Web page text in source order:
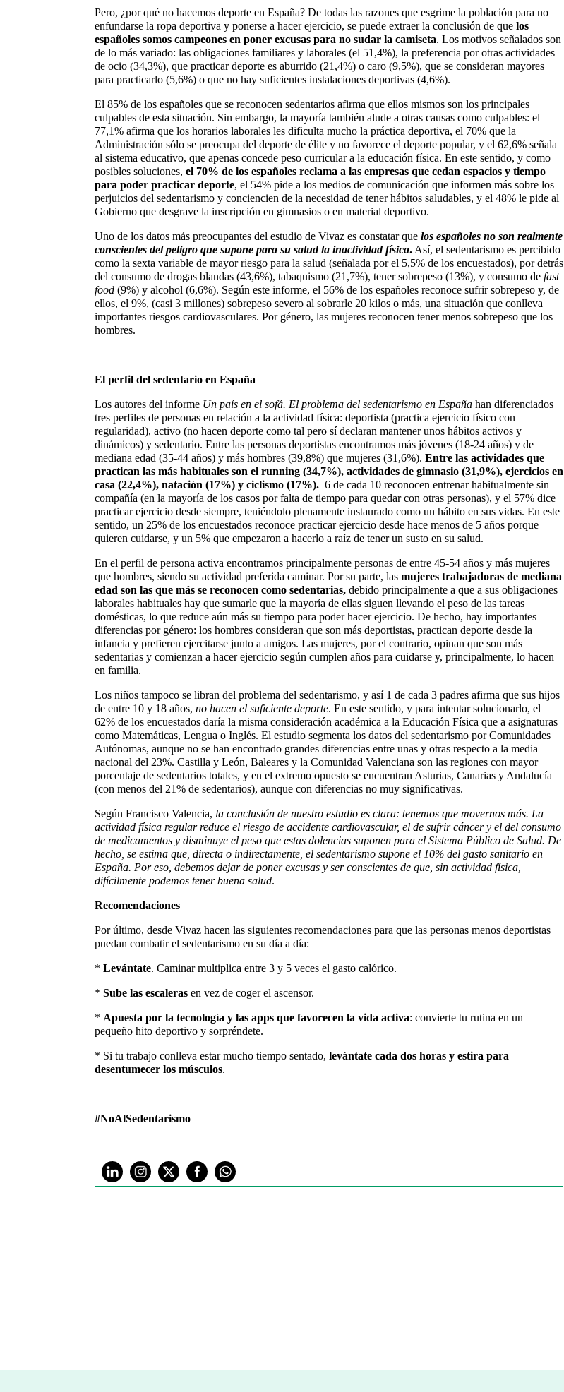
Pero, ¿por qué no hacemos deporte en España? De todas las razones que esgrime la población para no
enfundarse la ropa deportiva y ponerse a hacer ejercicio, se puede extraer la conclusión de quelos
españoles somos campeones en poner excusas para no sudar la camiseta. Los motivos señalados son
de lo más variado: las obligaciones familiares y laborales (el 51,4%), la preferencia por otras actividades
de ocio (34,3%), que practicar deporte es aburrido (21,4%) o caro (9,5%), que se consideran mayores
para practicarlo (5,6%) o que no hay suficientes instalaciones deportivas (4,6%).
El 85% de los españoles que se reconocen sedentarios afirma que ellos mismos son los principales
culpables de esta situación. Sin embargo, la mayoría también alude a otras causas como culpables: el
77,1% afirma que los horarios laborales les dificulta mucho la práctica deportiva, el 70% que la
Administración sólo se preocupa del deporte de élite y no favorece el deporte popular, y el 62,6% señala
al sistema educativo, que apenas concede peso curricular a la educación física. En este sentido, y como
posibles soluciones,el 70% de los españoles reclama a las empresas que cedan espacios y tiempo
para poder practicar deporte, el 54% pide a los medios de comunicación que informen más sobre los
perjuicios del sedentarismo y conciencien de la necesidad de tener hábitos saludables, y el 48% le pide al
Gobierno que desgrave la inscripción en gimnasios o en material deportivo.
Uno de los datos más preocupantes del estudio de Vivaz es constatar quelos españoles no son realmente
conscientes del peligro que supone para su salud la inactividad física. Así, el sedentarismo es percibido
como la sexta variable de mayor riesgo para la salud (señalada por el 5,5% de los encuestados), por detrás
del consumo de drogas blandas (43,6%), tabaquismo (21,7%), tener sobrepeso (13%), y consumo defast
food (9%) y alcohol (6,6%). Según este informe, el 56% de los españoles reconoce sufrir sobrepeso y, de
ellos, el 9%, (casi 3 millones) sobrepeso severo al sobrarle 20 kilos o más, una situación que conlleva
importantes riesgos cardiovasculares. Por género, las mujeres reconocen tener menos sobrepeso que los
hombres.
El perfil del sedentario en España
Los autores del informe  Un país en el sofá. El problema del sedentarismo en España  han diferenciados
tres perfiles de personas en relación a la actividad física: deportista (practica ejercicio físico con
regularidad), activo (no hacen deporte como tal pero sí declaran mantener unos hábitos activos y
dinámicos) y sedentario. Entre las personas deportistas encontramos más jóvenes (18-24 años) y de
mediana edad (35-44 años) y más hombres (39,8%) que mujeres (31,6%).Entre las actividades que
practican las más habituales son el running (34,7%), actividades de gimnasio (31,9%), ejercicios en
casa (22,4%), natación (17%) y ciclismo (17%). 6 de cada 10 reconocen entrenar habitualmente sin
compañía (en la mayoría de los casos por falta de tiempo para quedar con otras personas), y el 57% dice
practicar ejercicio desde siempre, teniéndolo plenamente instaurado como un hábito en sus vidas. En este
sentido, un 25% de los encuestados reconoce practicar ejercicio desde hace menos de 5 años porque
quieren cuidarse, y un 5% que empezaron a hacerlo a raíz de tener un susto en su salud.
En el perfil de persona activa encontramos principalmente personas de entre 45-54 años y más mujeres
que hombres, siendo su actividad preferida caminar. Por su parte, lasmujeres trabajadoras de mediana
edad son las que más se reconocen como sedentarias,debido principalmente a que a sus obligaciones
laborales habituales hay que sumarle que la mayoría de ellas siguen llevando el peso de las tareas
domésticas, lo que reduce aún más su tiempo para poder hacer ejercicio. De hecho, hay importantes
diferencias por género: los hombres consideran que son más deportistas, practican deporte desde la
infancia y prefieren ejercitarse junto a amigos. Las mujeres, por el contrario, opinan que son más
sedentarias y comienzan a hacer ejercicio según cumplen años para cuidarse y, principalmente, lo hacen
en familia.
Los niños tampoco se libran del problema del sedentarismo, y así 1 de cada 3 padres afirma que sus hijos
de entre 10 y 18 años, no hacen el suficiente deporte. En este sentido, y para intentar solucionarlo, el
62% de los encuestados daría la misma consideración académica a la Educación Física que a asignaturas
como Matemáticas, Lengua o Inglés. El estudio segmenta los datos del sedentarismo por Comunidades
Autónomas, aunque no se han encontrado grandes diferencias entre unas y otras respecto a la media
nacional del 23%. Castilla y León, Baleares y la Comunidad Valenciana son las regiones con mayor
porcentaje de sedentarios totales, y en el extremo opuesto se encuentran Asturias, Canarias y Andalucía
(con menos del 21% de sedentarios), aunque con diferencias no muy significativas.
Según Francisco Valencia,  la conclusión de nuestro estudio es clara: tenemos que movernos más. La
actividad física regular reduce el riesgo de accidente cardiovascular, el de sufrir cáncer y el del consumo
de medicamentos y disminuye el peso que estas dolencias suponen para el Sistema Público de Salud. De
hecho, se estima que, directa o indirectamente, el sedentarismo supone el 10% del gasto sanitario en
España. Por eso, debemos dejar de poner excusas y ser conscientes de que, sin actividad física,
difícilmente podemos tener buena salud.
Recomendaciones
Por último, desde Vivaz hacen las siguientes recomendaciones para que las personas menos deportistas
puedan combatir el sedentarismo en su día a día:
*Levántate. Caminar multiplica entre 3 y 5 veces el gasto calórico.
*Sube las escalerasen vez de coger el ascensor.
* Apuesta por la tecnología y las apps que favorecen la vida activa: convierte tu rutina en un
pequeño hito deportivo y sorpréndete.
* Si tu trabajo conlleva estar mucho tiempo sentado,levántate cada dos horas y estira para
desentumecer los músculos.
#NoAlSedentarismo